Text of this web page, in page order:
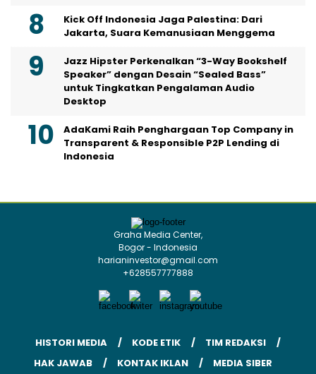
Kick Off Indonesia Jaga Palestina: Dari
Jakarta, Suara Kemanusiaan Menggema
Jazz Hipster Perkenalkan “3-Way Bookshelf
Speaker” dengan Desain “Sealed Bass”
untuk Tingkatkan Pengalaman Audio
Desktop
AdaKami Raih Penghargaan Top Company in
Transparent & Responsible P2P Lending di
Indonesia
Graha Media Center,
Bogor - Indonesia
harianinvestor@gmail.com
+628557777888
HISTORI MEDIA KODE ETIK
TIM REDAKSI
HAK JAWAB
KONTAK IKLAN MEDIA SIBER